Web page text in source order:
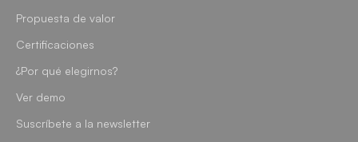
Propuesta de valor
Certificaciones
¿Por qué elegirnos?
Ver demo
Suscríbete a la newsletter